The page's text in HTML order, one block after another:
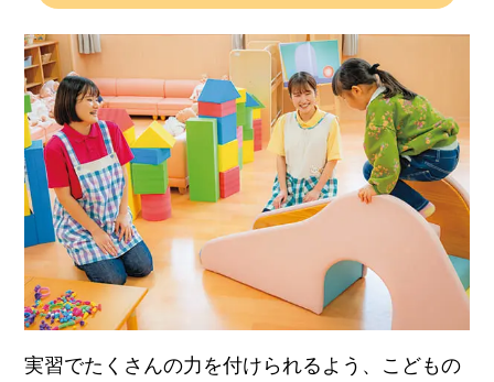
実習でたくさんの力を付けられるよう、こどもの